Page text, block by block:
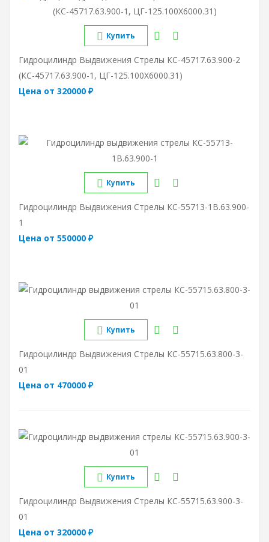
Купить
Гидроцилиндр Выдвижения Стрелы КС-45717.63.900-2
(КС-45717.63.900-1, ЦГ-125.100Х6000.31)
Цена от 320000 ₽
Купить
Гидроцилиндр Выдвижения Стрелы КС-55713-1В.63.900-
1
Цена от 550000 ₽
Купить
Гидроцилиндр Выдвижения Стрелы КС-55715.63.800-3-
01
Цена от 470000 ₽
Купить
Гидроцилиндр Выдвижения Стрелы КС-55715.63.900-3-
01
Цена от 320000 ₽